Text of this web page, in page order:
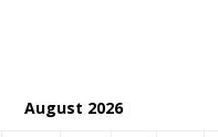
August 2026